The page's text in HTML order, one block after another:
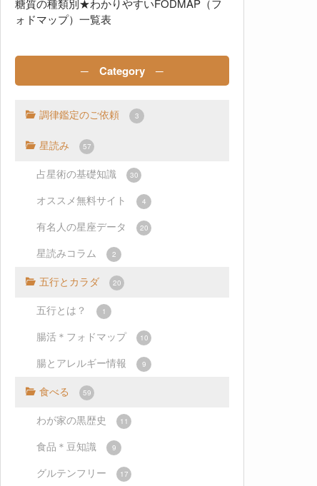
糖質の種類別★わかりやすいFODMAP（フ
ォドマップ）一覧表
─ Category ─
調律鑑定のご依頼 3
星読み 57
占星術の基礎知識 30
オススメ無料サイト 4
有名人の星座データ 20
星読みコラム 2
五行とカラダ 20
五行とは？ 1
腸活＊フォドマップ 10
腸とアレルギー情報 9
食べる 59
わが家の黒歴史 11
食品＊豆知識 9
グルテンフリー 17